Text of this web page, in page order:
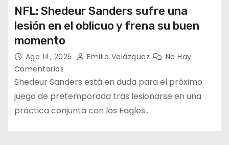
NFL: Shedeur Sanders sufre una
lesión en el oblicuo y frena su buen
momento
Ago 14, 2025 Emilio Velázquez
No Hay
Comentarios
Shedeur Sanders está en duda para el próximo
juego de pretemporada tras lesionarse en una
práctica conjunta con los Eagles…